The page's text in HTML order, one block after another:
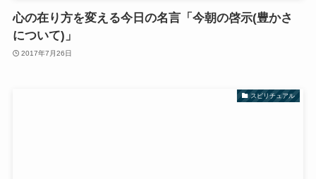
心の在り方を変える今日の名言「今朝の啓示(豊かさ
について)」
2017年7月26日
スピリチュアル